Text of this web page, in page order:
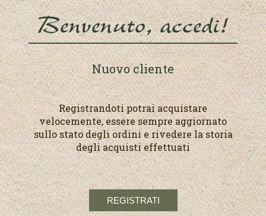
Benvenuto, accedi!
Nuovo cliente
Registrandoti potrai acquistare
velocemente, essere sempre aggiornato
sullo stato degli ordini e rivedere la storia
degli acquisti effettuati